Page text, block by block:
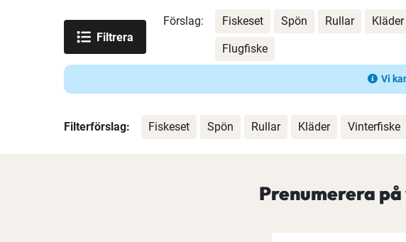
Vi
Filtrera
Förslag: Fiskeset Spön Rullar Kläder
Flugfiske
Filterförslag: Fiskeset Spön Rullar Kläder Vinterfiske
Prenumerera